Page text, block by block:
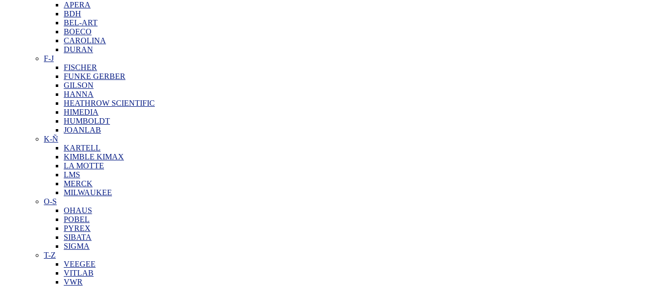
APERA
BDH
BEL-ART
BOECO
CAROLINA
DURAN
F-J
FISCHER
FUNKE GERBER
GILSON
HANNA
HEATHROW SCIENTIFIC
HIMEDIA
HUMBOLDT
JOANLAB
K-Ñ
KARTELL
KIMBLE KIMAX
LA MOTTE
LMS
MERCK
MILWAUKEE
O-S
OHAUS
POBEL
PYREX
SIBATA
SIGMA
T-Z
VEEGEE
VITLAB
VWR